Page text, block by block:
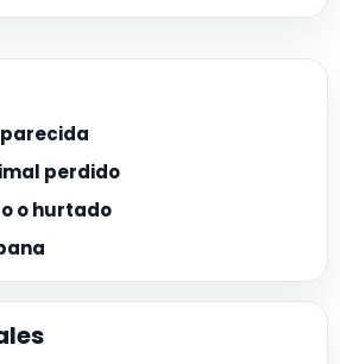
perdido
o hurtado